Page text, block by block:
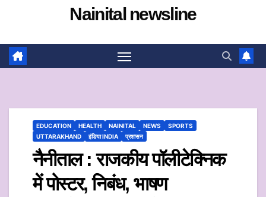
Nainital newsline
EDUCATION HEALTH NAINITAL NEWS
SPORTS
UTTARAKHAND
इंडिया INDIA प्रशासन
नैनीताल : राजकीय पॉलीटेक्निक
में पोस्टर, निबंध, भाषण